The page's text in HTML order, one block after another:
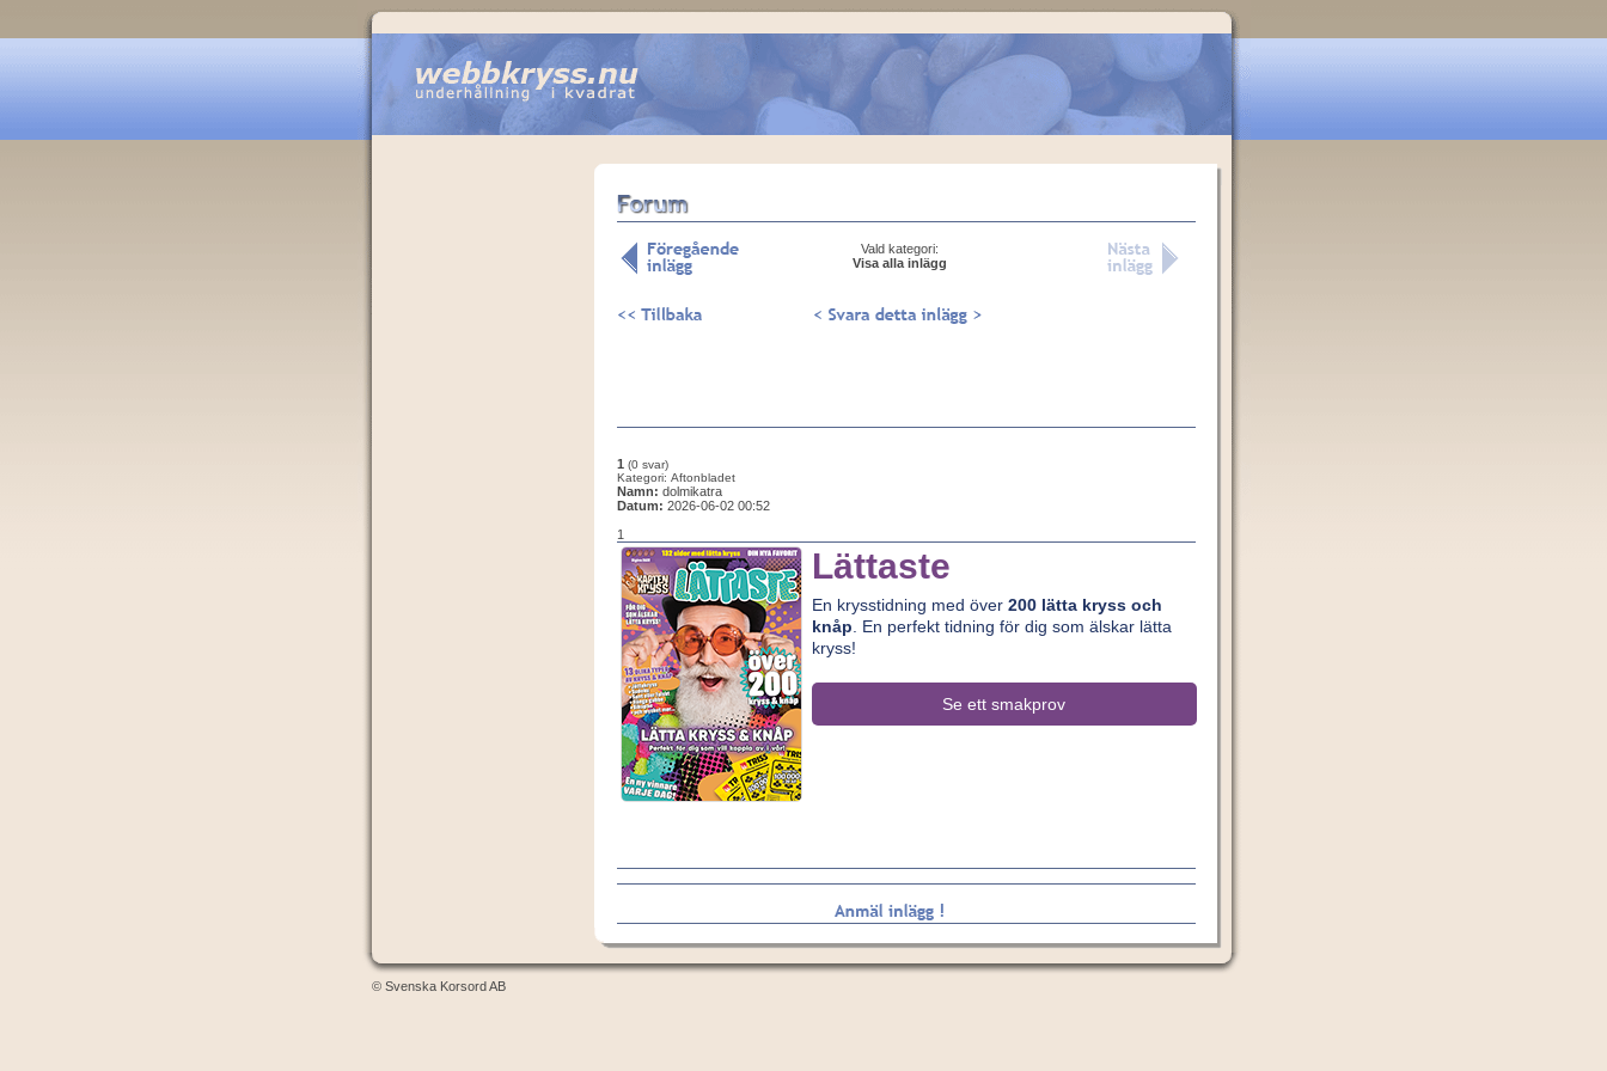
Vald kategori:
Visa alla inlägg
1 (0 svar)
Kategori: Aftonbladet
Namn: dolmikatra
Datum: 2026-06-02 00:52
1
Lättaste
En krysstidning med över 200 lätta kryss och
knåp . En perfekt tidning för dig som älskar lätta
kryss!
Se ett smakprov
© Svenska Korsord AB